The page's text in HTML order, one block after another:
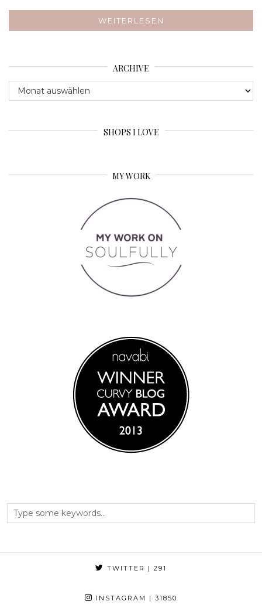
WEITERLESEN
ARCHIVE
Archive
SHOPS I LOVE
MY WORK
TWITTER | 291
INSTAGRAM | 31850